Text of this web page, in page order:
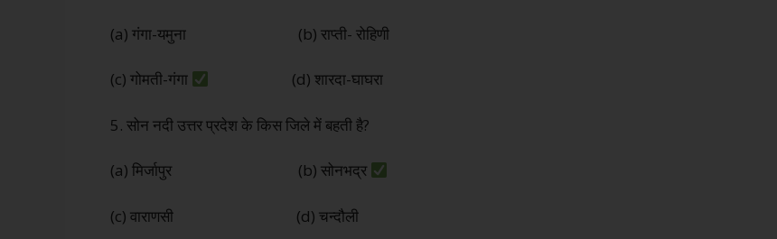
(a) गंगा-यमुना (b) राप्ती- रोहिणी
(c) गोमती-गंगा (d) शारदा-घाघरा
5. सोन नदी उत्तर प्रदेश के किस जिले में बहती है?
(a) मिर्जापुर (b) सोनभद्र
(c) वाराणसी (d) चन्दौली